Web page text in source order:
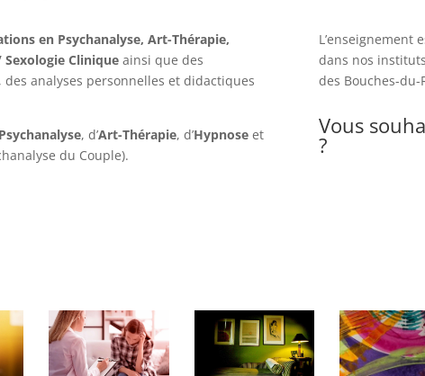
en Psychanalyse, Art-Thérapie,
Clinique ainsi que des
analyses personnelles et didactiques
Psychanalyse, d’Art-Thérapie, d’Hypnose et
du Couple).
L’enseignement
dans nos
des Bouches-du-
Vous
?